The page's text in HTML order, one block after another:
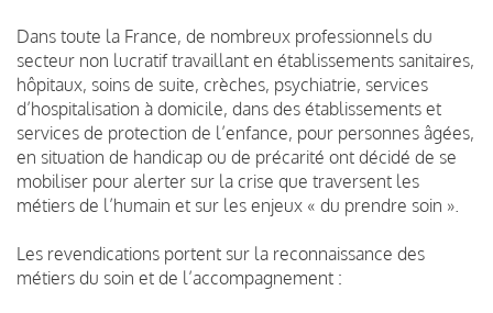
Dans toute la France, de nombreux professionnels du
secteur non lucratif travaillant en établissements sanitaires,
hôpitaux, soins de suite, crèches, psychiatrie, services
d’hospitalisation à domicile, dans des établissements et
services de protection de l’enfance, pour personnes âgées,
en situation de handicap ou de précarité ont décidé de se
mobiliser pour alerter sur la crise que traversent les
métiers de l’humain et sur les enjeux « du prendre soin ».
Les revendications portent sur la reconnaissance des
métiers du soin et de l’accompagnement :